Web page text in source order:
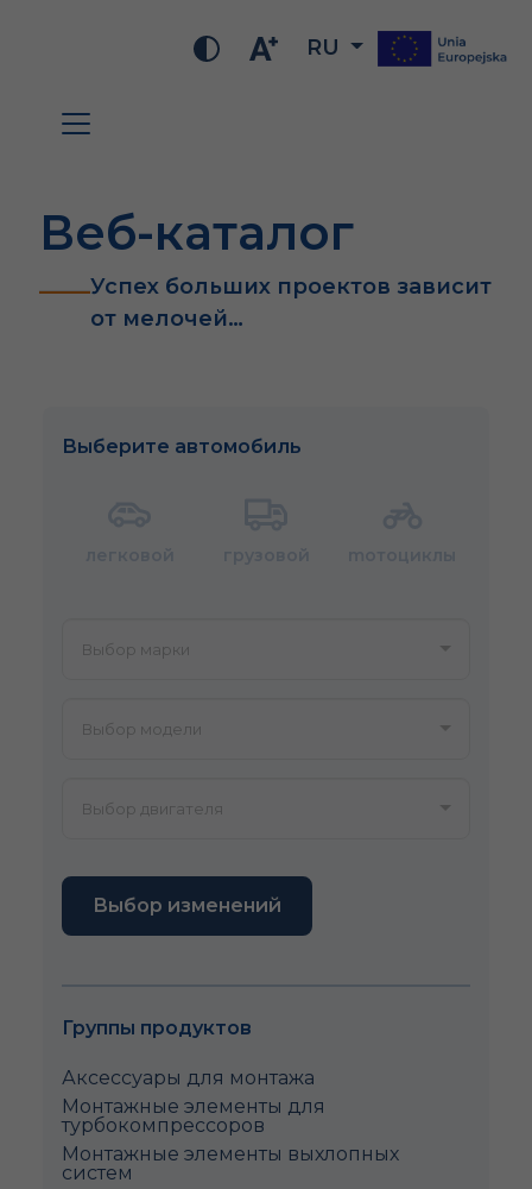
RU
Веб-каталог
Успех больших проектов зависит
от мелочей…
Выберите автомобиль
Выбор изменений
Группы продуктов
Аксессуары для монтажа
Монтажные элементы для
турбокомпрессоров
Монтажные элементы выхлопных
систем